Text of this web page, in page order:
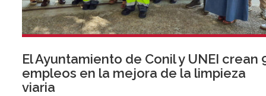
El Ayuntamiento de Conil y UNEI crean
empleos en la mejora de la limpieza
viaria